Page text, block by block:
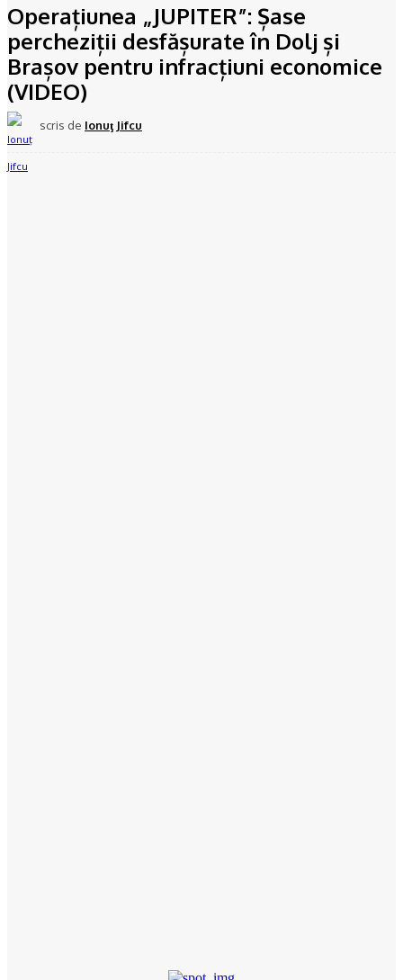
Operațiunea „JUPITER”: Șase
percheziții desfășurate în Dolj și
Brașov pentru infracțiuni economice
(VIDEO)
scris de Ionuţ Jifcu